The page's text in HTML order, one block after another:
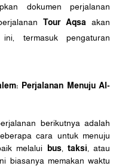
dokumen perjalanan
Tour Aqsa akan
termasuk pengaturan
Perjalanan Menuju Al-
berikutnya adalah
cara untuk menuju
melalui
bus, taksi , atau
biasanya memakan waktu